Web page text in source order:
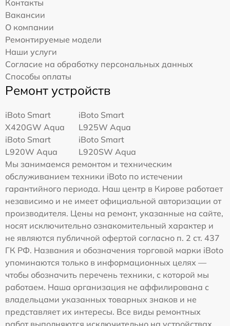
Контакты
Вакансии
О компании
Ремонтируемые модели
Наши услуги
Согласие на обработку персональных данных
Способы оплаты
Ремонт устройств
iBoto Smart
Х420GW Aqua
iBoto Smart
L925W Aqua
iBoto Smart
L920W Aqua
iBoto Smart
L920SW Aqua
Мы занимаемся ремонтом и техническим
обслуживанием техники iBoto по истечении
гарантийного периода. Наш центр в Кирове работает
независимо и не имеет официальной авторизации от
производителя. Цены на ремонт, указанные на сайте,
носят исключительно ознакомительный характер и
не являются публичной офертой согласно п. 2 ст. 437
ГК РФ. Названия и обозначения торговой марки iBoto
упоминаются только в информационных целях —
чтобы обозначить перечень техники, с которой мы
работаем. Наша организация не аффилирована с
владельцами указанных товарных знаков и не
представляет их интересы. Все виды ремонтных